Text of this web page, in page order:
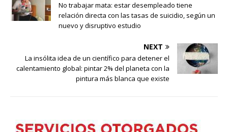
No trabajar mata: estar desempleado tiene
relación directa con las tasas de suicidio, según un
nuevo y disruptivo estudio
NEXT
La insólita idea de un científico para detener el
calentamiento global: pintar 2% del planeta con la
pintura más blanca que existe